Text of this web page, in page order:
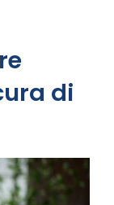
di